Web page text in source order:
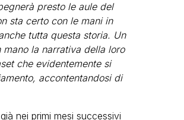
presto le aule del
sta certo con le mani in
tutta questa storia. Un
la narrativa della loro
che evidentemente si
accontentandosi di
nei primi mesi successivi